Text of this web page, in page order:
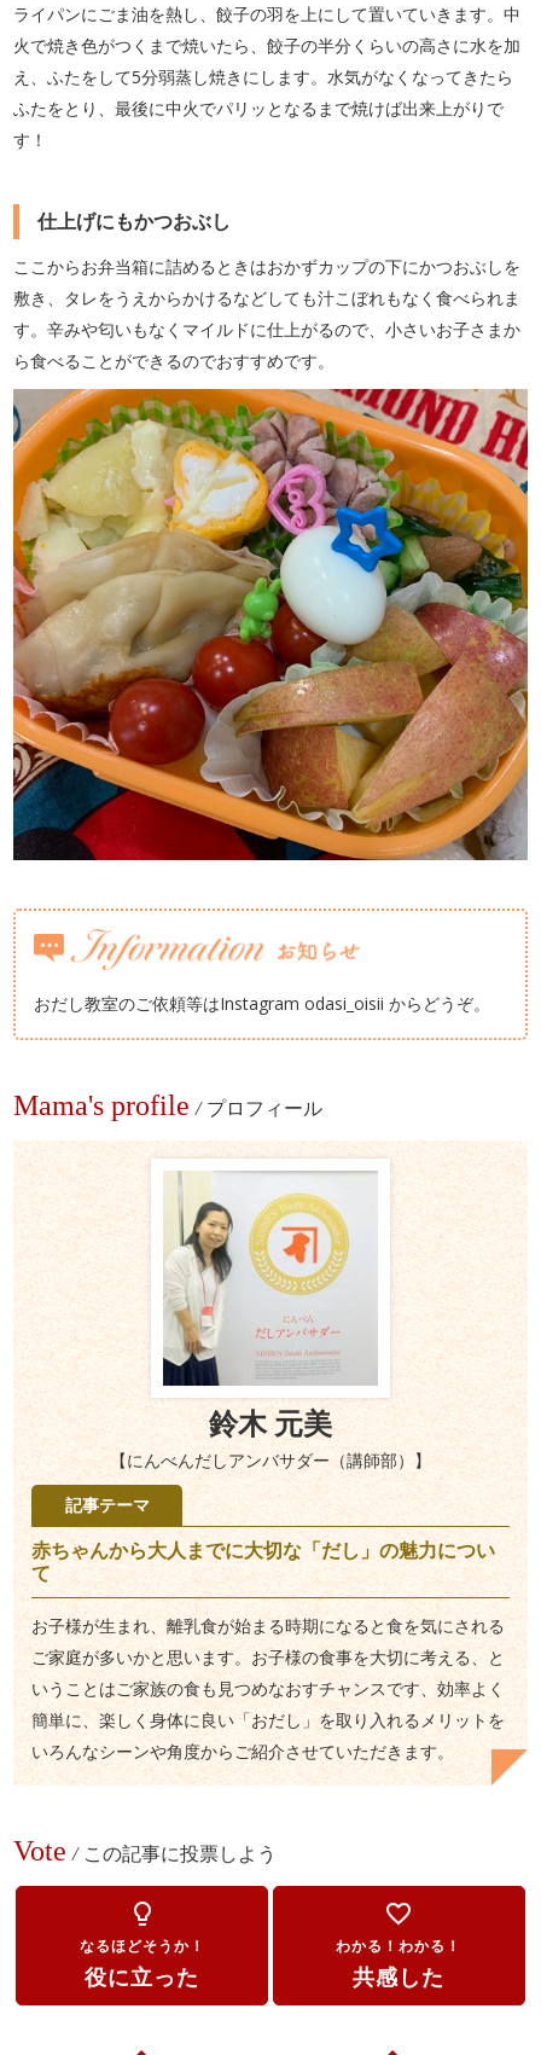
ライパンにごま油を熱し、餃子の羽を上にして置いていきます。中
火で焼き色がつくまで焼いたら、餃子の半分くらいの高さに水を加
え、ふたをして5分弱蒸し焼きにします。水気がなくなってきたら
ふたをとり、最後に中火でパリッとなるまで焼けば出来上がりで
す！
仕上げにもかつおぶし
ここからお弁当箱に詰めるときはおかずカップの下にかつおぶしを
敷き、タレをうえからかけるなどしても汁こぼれもなく食べられま
す。辛みや匂いもなくマイルドに仕上がるので、小さいお子さまか
ら食べることができるのでおすすめです。
おだし教室のご依頼等はInstagram odasi_oisii からどうぞ。
Mama's profile / プロフィール
鈴木 元美
【にんべんだしアンバサダー（講師部）】
記事テーマ
赤ちゃんから大人までに大切な「だし」の魅力につい
て
お子様が生まれ、離乳食が始まる時期になると食を気にされる
ご家庭が多いかと思います。お子様の食事を大切に考える、と
いうことはご家族の食も見つめなおすチャンスです、効率よく
簡単に、楽しく身体に良い「おだし」を取り入れるメリットを
いろんなシーンや角度からご紹介させていただきます。
Vote / この記事に投票しよう
lightbulb_outline
なるほどそうか！
役に立った
favorite_border
わかる！わかる！
共感した